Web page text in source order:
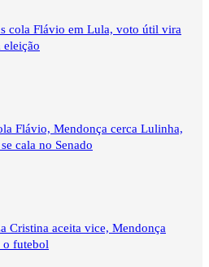
cola Flávio em Lula, voto útil vira
eleição
Flávio, Mendonça cerca Lulinha,
cala no Senado
Cristina aceita vice, Mendonça
o futebol